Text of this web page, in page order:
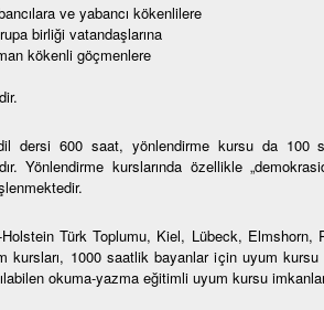
ve yabancı kökenlilere
vatandaşlarına
göçmenlere
dersi 600 saat, yönlendirme kursu da 100
Yönlendirme kurslarında özellikle
Türk Toplumu, Kiel, Lübeck,
kursları, 1000 saatlik bayanlar için uyum
okuma-yazma eğitimli uyum kursu